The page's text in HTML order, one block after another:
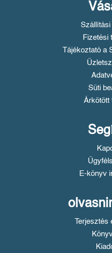
Szállítási
Fizetési
Tájékoztató a
Süti
Árkötött
E-könyv
Terjesztés